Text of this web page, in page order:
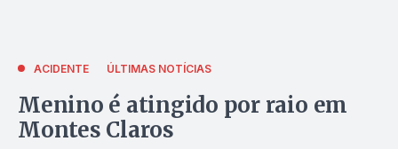
ACIDENTE ÚLTIMAS NOTÍCIAS
Menino é atingido por raio em
Montes Claros